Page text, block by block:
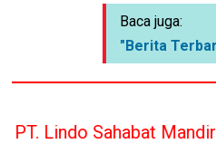
Baca juga:
"Berita
Mandiri penerbit